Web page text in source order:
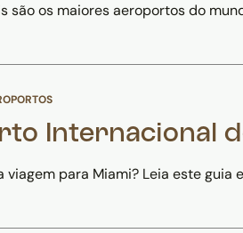
são os maiores aeroportos do
Internacional
viagem para Miami? Leia este